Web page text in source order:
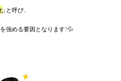
」と呼び、
強める要因となります！💦